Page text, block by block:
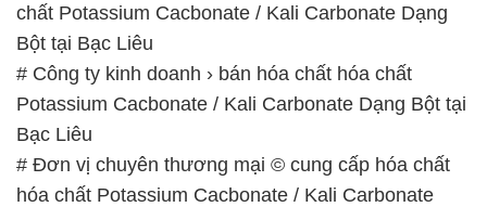
chất Potassium Cacbonate / Kali Carbonate Dạng
Bột tại Bạc Liêu
# Công ty kinh doanh › bán hóa chất hóa chất
Potassium Cacbonate / Kali Carbonate Dạng Bột tại
Bạc Liêu
# Đơn vị chuyên thương mại © cung cấp hóa chất
hóa chất Potassium Cacbonate / Kali Carbonate